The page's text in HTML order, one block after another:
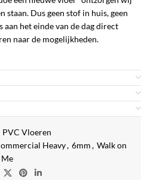
staan. Dus geen stof in huis, geen
aan het einde van de dag direct
naar de mogelijkheden.
PVC Vloeren
Heavy, 6mm, Walk on
Me